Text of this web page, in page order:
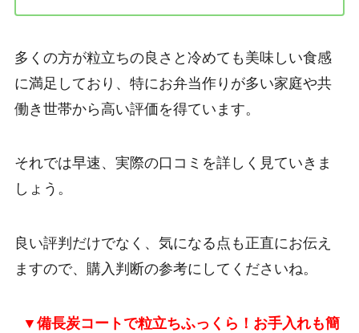
多くの方が粒立ちの良さと冷めても美味しい食感
に満足しており、特にお弁当作りが多い家庭や共
働き世帯から高い評価を得ています。
それでは早速、実際の口コミを詳しく見ていきま
しょう。
良い評判だけでなく、気になる点も正直にお伝え
ますので、購入判断の参考にしてくださいね。
▼ 備長炭コートで粒立ちふっくら！お手入れも簡